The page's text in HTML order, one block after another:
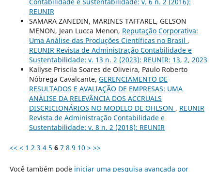
REUNIR
SAMARA ZANEDIN, MARINES TAFFAREL, GELSON
MENON, Jean Lucca Menon, Reputação Corporativa:
Uma Análise das Produções Científicas no Brasil ,
REUNIR Revista de Administração Contabilidade e
Sustentabilidade: v. 13 n. 2 (2023): REUNIR: 13, 2, 2023
Kallyse Priscila Soares de Oliveira, Paulo Roberto
Nóbrega Cavalcante, GERENCIAMENTO DE
RESULTADOS E AVALIAÇÃO DE EMPRESAS: UMA
ANÁLISE DA RELEVÂNCIA DOS ACCRUALS
DISCRICIONÁRIOS NO MODELO DE OHLSON , REUNIR
Revista de Administração Contabilidade e
Sustentabilidade: v. 8 n. 2 (2018): REUNIR
<< < 1 2 3 4 5 6 7 8 9 10 > >>
Você também pode iniciar uma pesquisa avançada por